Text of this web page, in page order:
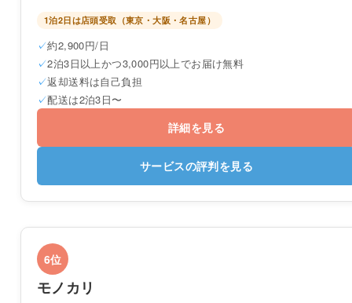
1泊2日は店頭受取（東京・大阪・名古屋）
約2,900円/日
2泊3日以上かつ3,000円以上でお届け無料
返却送料は自己負担
配送は2泊3日〜
詳細を見る
サービスの評判を見る
6位
モノカリ